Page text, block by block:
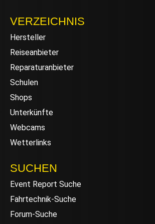
VERZEICHNIS
Hersteller
Reiseanbieter
Reparaturanbieter
Schulen
Shops
Unterkünfte
Webcams
Wetterlinks
SUCHEN
Event Report Suche
Fahrtechnik-Suche
Forum-Suche